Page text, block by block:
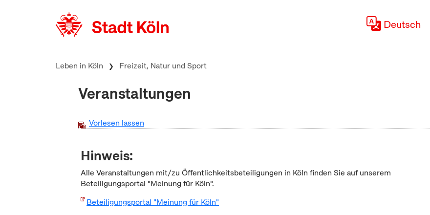
Deutsch
Leben in Köln Freizeit, Natur und Sport
Veranstaltungen
Vorlesen lassen
Hinweis:
Alle Veranstaltungen mit/zu Öffentlichkeitsbeteiligungen in Köln finden Sie auf unserem
Beteiligungsportal "Meinung für Köln".
Beteiligungsportal "Meinung für Köln"